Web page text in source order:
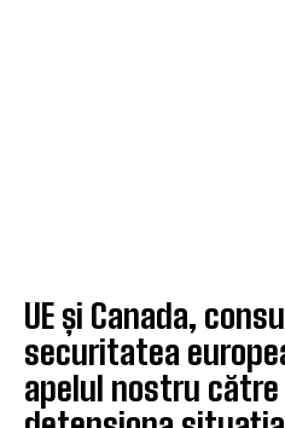
UE și Canada,
securitatea
apelul nostru către